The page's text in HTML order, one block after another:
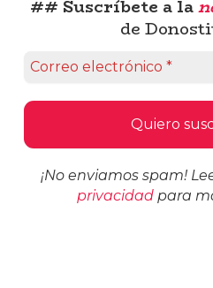
## Suscríbete a la
de
¡No enviamos spam!
privacidadpara